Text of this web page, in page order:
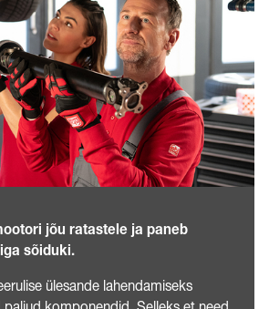
jõu ratastele ja paneb
sõiduki.
ülesande lahendamiseks